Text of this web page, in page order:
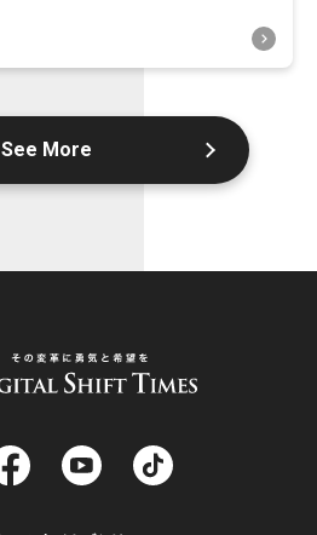
See More